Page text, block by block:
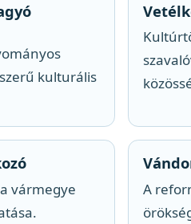
kulturális
vármegye
A